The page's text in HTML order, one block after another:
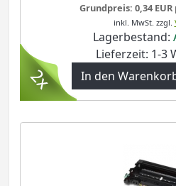
Grundpreis: 0,34
inkl. MwSt. zzgl.
Lagerbestand:
Lieferzeit: 1-3
In den